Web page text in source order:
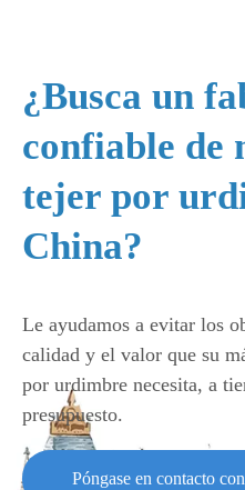
¿Busca un
confiable de
tejer por
China?
Le ayudamos a evitar los
calidad y el valor que su
por urdimbre necesita, a
presupuesto.
Póngase en contacto